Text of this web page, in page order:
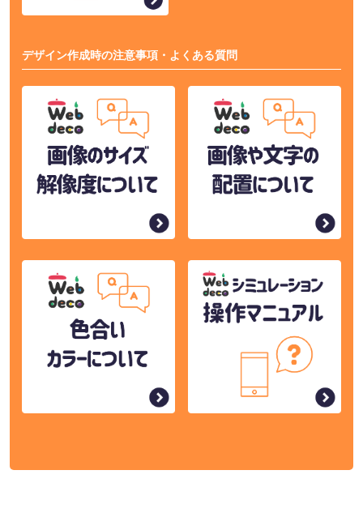
デザイン作成時の注意事項・よくある質問